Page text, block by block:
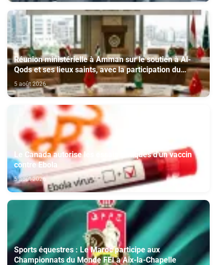
Réunion ministérielle à Amman sur le soutien à Al-
Qods et ses lieux saints, avec la participation du
Maroc
5 août 2026
Le Canada autorise les essais cliniques d'un vaccin
contre Ebola
5 août 2026
Sports équestres : Le Maroc participe aux
Championnats du Monde FEI à Aix-la-Chapelle